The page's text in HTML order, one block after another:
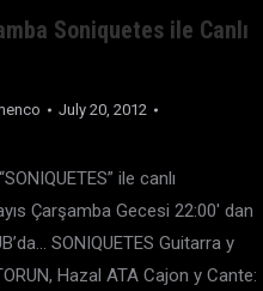
Soniquetes ile Canlı
July 20, 2012
ile canlı
Çarşamba Gecesi 22:00′ dan
SONIQUETES Guitarra y
Hazal ATA Cajon y Cante: